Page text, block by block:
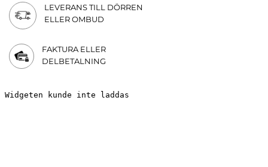
LEVERANS TILL DÖRREN
ELLER OMBUD
FAKTURA ELLER
DELBETALNING